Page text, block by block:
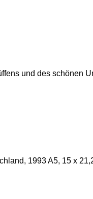
und des schönen
1993 A5, 15 x